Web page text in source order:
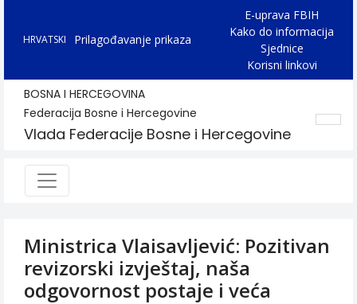
HRVATSKI Prilagođavanje prikaza
E-uprava FBIH
Kako do informacija
Sjednice
Korisni linkovi
BOSNA I HERCEGOVINA
Federacija Bosne i Hercegovine
Vlada Federacije Bosne i Hercegovine
Ministrica Vlaisavljević: Pozitivan
revizorski izvještaj, naša
odgovornost postaje i veća